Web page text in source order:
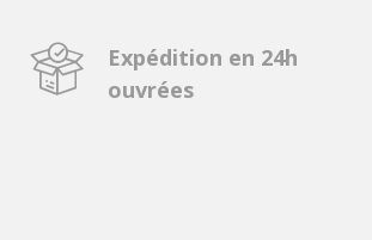
Expédition en 24h
ouvrées